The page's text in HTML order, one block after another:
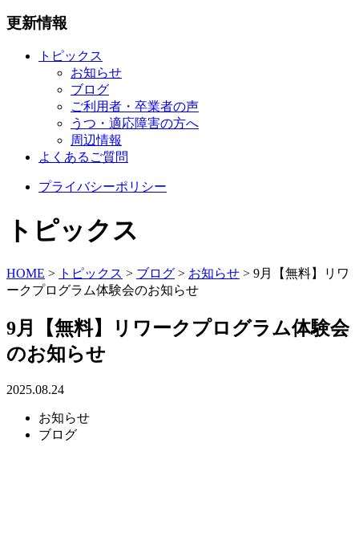
更新情報
トピックス
お知らせ
ブログ
ご利用者・卒業者の声
うつ・適応障害の方へ
周辺情報
よくあるご質問
プライバシーポリシー
トピックス
HOME > トピックス > ブログ > お知らせ > 9月【無料】リワ
ークプログラム体験会のお知らせ
9月【無料】リワークプログラム体験会
のお知らせ
2025.08.24
お知らせ
ブログ